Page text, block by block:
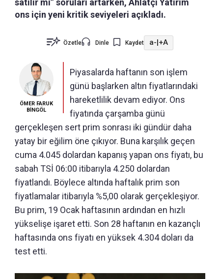
satılır mı” soruları artarken, Ahlatçı Yatırım
ons için yeni kritik seviyeleri açıkladı.
Özetle Dinle Kaydet a-|+A
ÖMER FARUK
BİNGÖL
Piyasalarda haftanın son işlem
günü başlarken altın fiyatlarındaki
hareketlilik devam ediyor. Ons
fiyatında çarşamba günü
gerçekleşen sert prim sonrası iki gündür daha
yatay bir eğilim öne çıkıyor. Buna karşılık geçen
cuma 4.045 dolardan kapanış yapan ons fiyatı, bu
sabah TSİ 06:00 itibarıyla 4.250 dolardan
fiyatlandı. Böylece altında haftalık prim son
fiyatlamalar itibarıyla %5,00 olarak gerçekleşiyor.
Bu prim, 19 Ocak haftasının ardından en hızlı
yükselişe işaret etti. Son 28 haftanın en kazançlı
haftasında ons fiyatı en yüksek 4.304 doları da
test etti.